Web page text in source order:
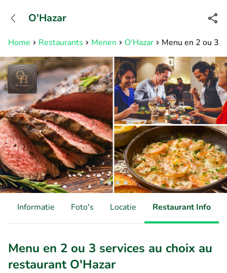
Bereikbaar tot 23:00 uur
Home Restaurants Menen O'Hazar Menu en 2 ou 3
O'Hazar
Informatie Foto's Locatie Restaurant Info
Menu en 2 ou 3 services au choix au
restaurant O'Hazar